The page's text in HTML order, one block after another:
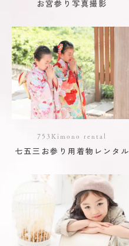
お宮参り写真撮影
753Kimono rental
七五三お参り用着物レンタル